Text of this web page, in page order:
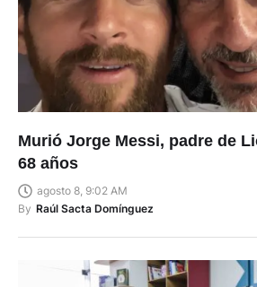
Murió Jorge Messi, padre de
68 años
agosto 8, 9:02 AM
By Raúl Sacta Domínguez